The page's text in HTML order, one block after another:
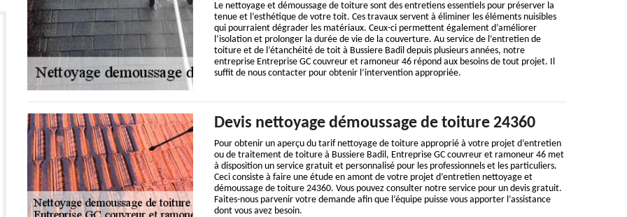
Le nettoyage et démoussage de toiture sont des entretiens essentiels pour préserver la
tenue et l’esthétique de votre toit. Ces travaux servent à éliminer les éléments nuisibles
qui pourraient dégrader les matériaux. Ceux-ci permettent également d’améliorer
l’isolation et prolonger la durée de vie de la couverture. Au service de l’entretien de
toiture et de l’étanchéité de toit à Bussiere Badil depuis plusieurs années, notre
entreprise Entreprise GC couvreur et ramoneur 46 répond aux besoins de tout projet. Il
suffit de nous contacter pour obtenir l’intervention appropriée.
Devis nettoyage démoussage de toiture 24360
Pour obtenir un aperçu du tarif nettoyage de toiture approprié à votre projet d’entretien
ou de traitement de toiture à Bussiere Badil, Entreprise GC couvreur et ramoneur 46 met
à disposition un service gratuit et personnalisé pour les professionnels et les particuliers.
Ceci consiste à faire une étude en amont de votre projet d’entretien nettoyage et
démoussage de toiture 24360. Vous pouvez consulter notre service pour un devis gratuit.
Faites-nous parvenir votre demande afin que l’équipe puisse vous apporter l’assistance
dont vous avez besoin.